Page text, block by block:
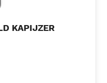
KAPIJZER